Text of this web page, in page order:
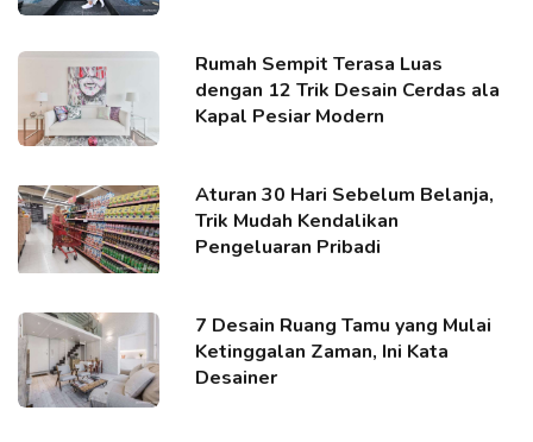
Rumah Sempit Terasa Luas
dengan 12 Trik Desain Cerdas ala
Kapal Pesiar Modern
Aturan 30 Hari Sebelum Belanja,
Trik Mudah Kendalikan
Pengeluaran Pribadi
7 Desain Ruang Tamu yang Mulai
Ketinggalan Zaman, Ini Kata
Desainer